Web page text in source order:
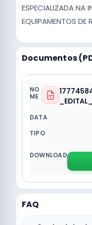
ESPECIALIZADA NA
EQUIPAMENTOS DE
Documentos
FAQ